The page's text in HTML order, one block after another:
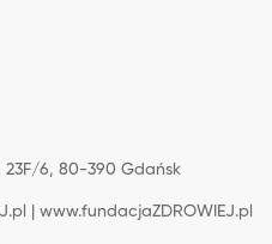
23F/6, 80-390 Gdańsk
| www.fundacjaZDROWIEJ.pl